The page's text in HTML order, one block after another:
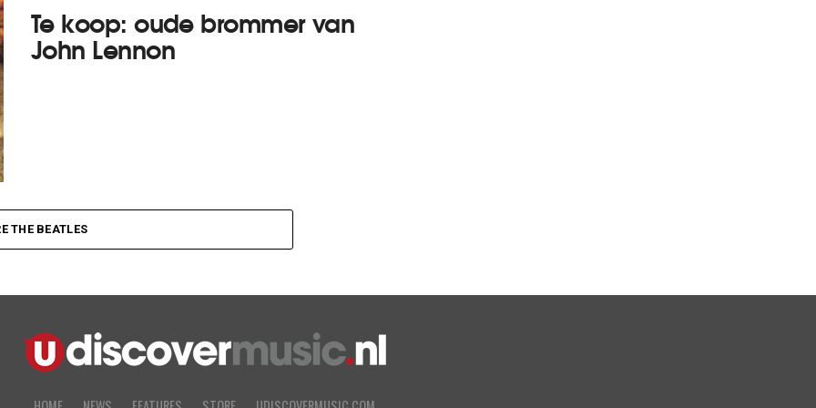
Te koop: oude brommer van
John Lennon
THE BEATLES